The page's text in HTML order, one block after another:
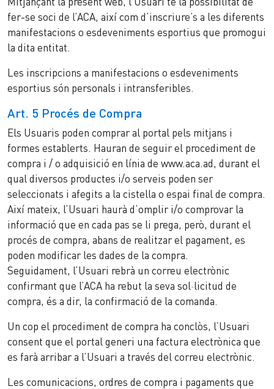
fer-se soci de l’ACA, així com d’inscriure’s a les diferents
manifestacions o esdeveniments esportius que promogui
la dita entitat.
Les inscripcions a manifestacions o esdeveniments
esportius són personals i intransferibles.
Art. 5 Procés de Compra
Els Usuaris poden comprar al portal pels mitjans i
formes establerts. Hauran de seguir el procediment de
compra i / o adquisició en línia de www.aca.ad, durant el
qual diversos productes i/o serveis poden ser
seleccionats i afegits a la cistella o espai final de compra.
Així mateix, l’Usuari haurà d’omplir i/o comprovar la
informació que en cada pas se li prega, però, durant el
procés de compra, abans de realitzar el pagament, es
poden modificar les dades de la compra.
Seguidament, l’Usuari rebrà un correu electrònic
confirmant que l’ACA ha rebut la seva sol·licitud de
compra, és a dir, la confirmació de la comanda.
Un cop el procediment de compra ha conclòs, l’Usuari
consent que el portal generi una factura electrònica que
es farà arribar a l’Usuari a través del correu electrònic.
Les comunicacions, ordres de compra i pagaments que